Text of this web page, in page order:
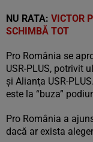
NU RATA: VICTOR
SCHIMBĂ TOT
Pro România se
USR-PLUS, potrivit
și Alianţa USR-
este la “buza”
Pro România a
dacă ar exista